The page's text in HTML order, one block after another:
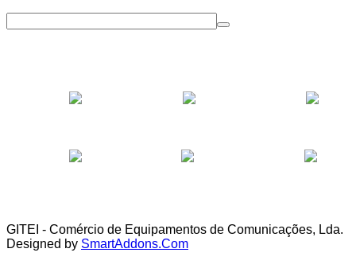
GITEI - Comércio de Equipamentos de Comunicações, Lda.
Designed by SmartAddons.Com